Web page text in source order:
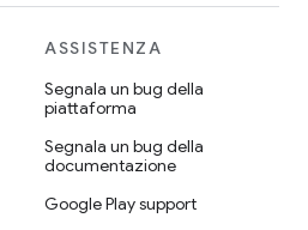
ASSISTENZA
Segnala un bug della
piattaforma
Segnala un bug della
documentazione
Google Play support